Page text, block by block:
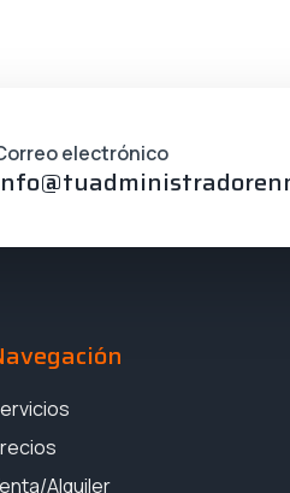
electrónico
Alquiler